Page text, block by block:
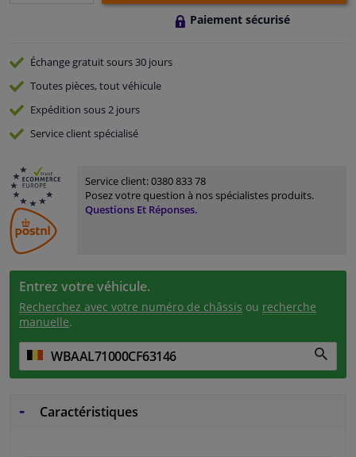
Paiement sécurisé
Échange gratuitsours 30 jours
Toutes pièces, tout véhicule
Expédition sous 2 jours
Serviceclient spécialisé
Service client:0380 833 78
Posez votre question à nos spécialistes produits.
Questions Et Réponses.
Entrez votre véhicule.
Recherchez avec votre numéro de châssis ou recherche
manuelle.
Caractéristiques